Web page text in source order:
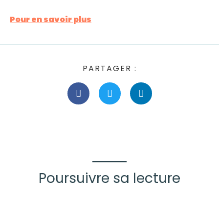
Pour en savoir plus
PARTAGER :
Poursuivre sa lecture